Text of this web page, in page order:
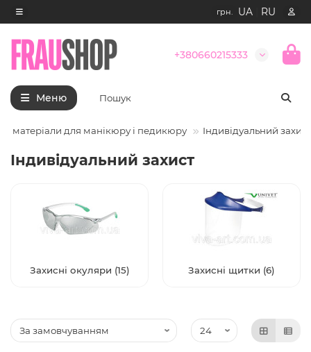
грн. UA RU
+380660215333
Меню
матеріали для манікюру і педикюру Індивідуальний захист
Індивідуальний захист
Захисні окуляри (15) Захисні щитки (6)